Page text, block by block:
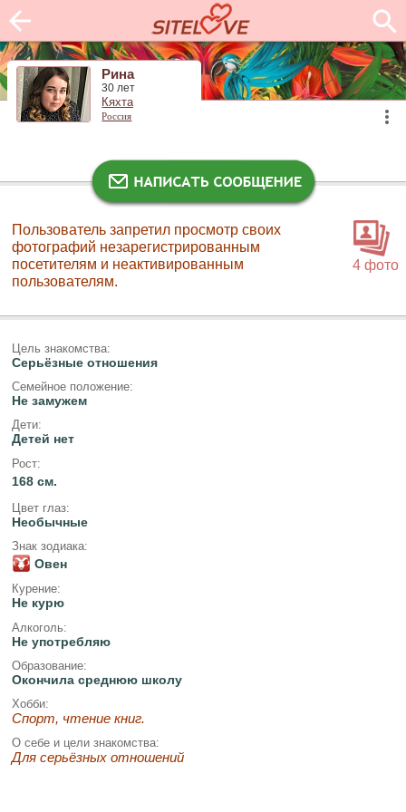
Рина
30 лет
Кяхта
Россия
4 фото
Пользователь запретил просмотр своих
фотографий незарегистрированным
посетителям и неактивированным
пользователям.
Цель знакомства:
Серьёзные отношения
Семейное положение:
Не замужем
Дети:
Детей нет
Рост:
168 см.
Цвет глаз:
Необычные
Знак зодиака:
Овен
Курение:
Не курю
Алкоголь:
Не употребляю
Образование:
Окончила среднюю школу
Хобби:
Спорт, чтение книг.
О себе и цели знакомства:
Для серьёзных отношений